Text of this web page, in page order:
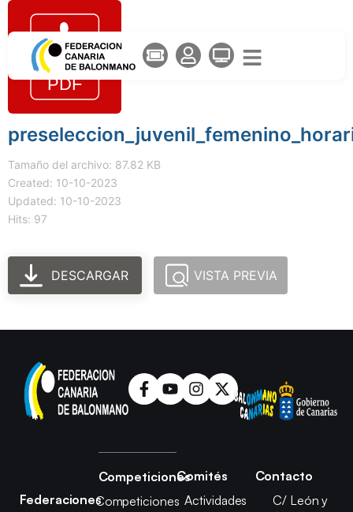
Tamaño del archivo: 87.82 KB
Created: 10-10-2023
Updated: 10-10-2023
Hits: 97
DESCARGAR VISTA PREVIA
Federaciones
Competiciones
Competiciones
Comités
Actividades
Contacto
C/ León y